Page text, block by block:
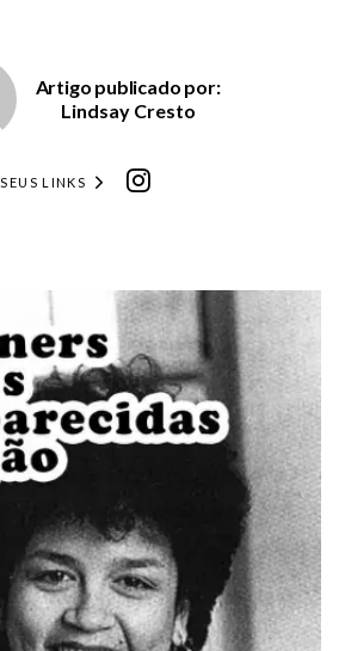
Artigo publicado por:
Lindsay Cresto
SEUS LINKS